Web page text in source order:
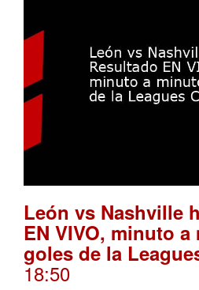
León vs Nashville
EN VIVO, minuto
goles de la
18:50